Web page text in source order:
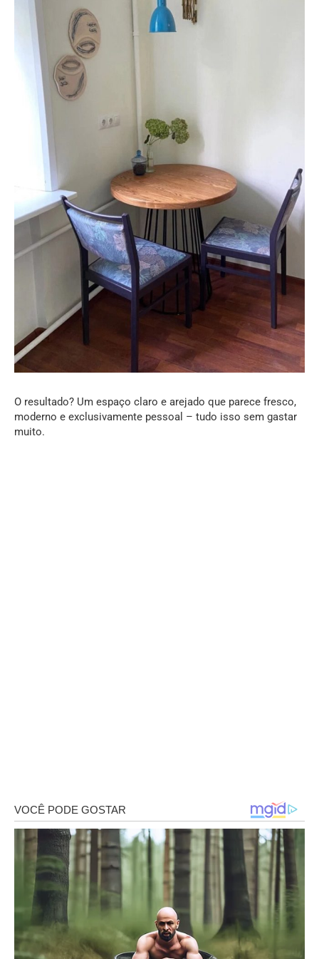
O resultado? Um espaço claro e arejado que parece fresco,
moderno e exclusivamente pessoal – tudo isso sem gastar
muito.